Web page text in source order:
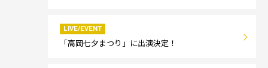
LIVE/EVENT
「高岡七夕まつり」に出演決定！